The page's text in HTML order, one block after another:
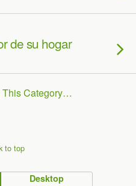
de su hogar
This Category…
to top
Desktop